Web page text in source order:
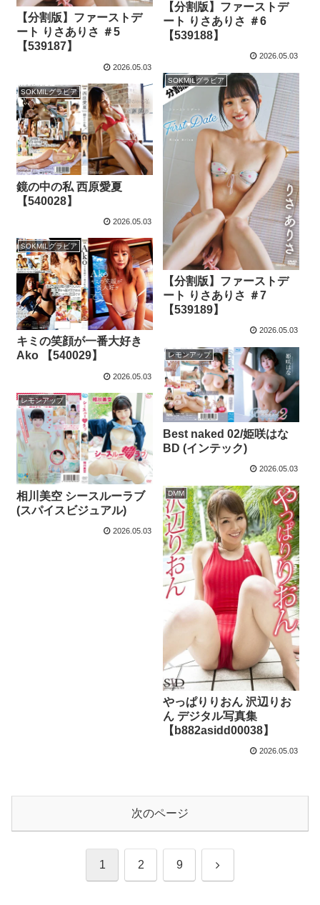
【分割版】ファーストデ
ート りさありさ ＃6
【539188】
2026.05.03
【分割版】ファーストデ
ート りさありさ ＃5
【539187】
2026.05.03
SOKMILグラビア
【分割版】ファーストデ
ート りさありさ ＃7
【539189】
2026.05.03
SOKMILグラビア
鏡の中の私 西原愛夏
【540028】
2026.05.03
SOKMILグラビア
キミの笑顔が一番大好き
Ako 【540029】
2026.05.03
レモンアップ
Best naked 02/姫咲はな
BD (インテック)
2026.05.03
レモンアップ
相川美空 シースルーラブ
(スパイスビジュアル)
2026.05.03
DMM
やっぱりりおん 沢辺りお
ん デジタル写真集
【b882asidd00038】
2026.05.03
次のページ
1 2 9 次